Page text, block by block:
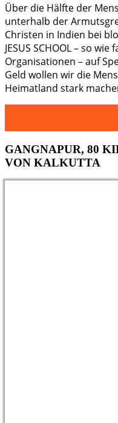
Über die Hälfte der
unterhalb der
Christen in Indien bei
JESUS SCHOOL – so
Organisationen – auf
Geld wollen wir die
Heimatland stark
GANGNAPUR, 80
VON KALKUTTA